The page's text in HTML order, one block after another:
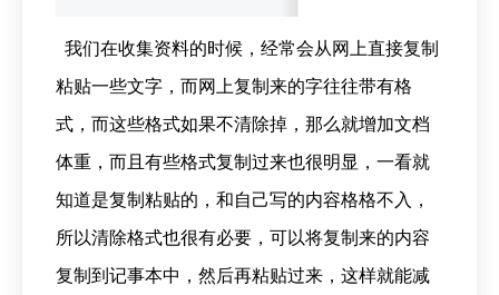
我们在收集资料的时候，经常会从网上直接复制
粘贴一些文字，而网上复制来的字往往带有格
式，而这些格式如果不清除掉，那么就增加文档
体重，而且有些格式复制过来也很明显，一看就
知道是复制粘贴的，和自己写的内容格格不入，
所以清除格式也很有必要，可以将复制来的内容
复制到记事本中，然后再粘贴过来，这样就能减